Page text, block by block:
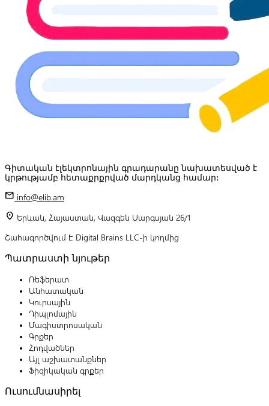
Գիտական էլեկտրոնային գրադարանը նախատեսված է
կրթությամբ հետաքրքրված մարդկանց համար:
mail info@elib.am
location_on Երևան, Հայաստան, Վազգեն Սարգսյան 26/1
Շահագործվում է Digital Brains LLC-ի կողմից
Պատրաստի նյութեր
Ռեֆերատ
Անհատական
Կուրսային
Դիպլոմային
Մագիստրոսական
Գրքեր
Հոդվածներ
Այլ աշխատանքներ
Ֆիզիկական գրքեր
Ուսումնասիրել